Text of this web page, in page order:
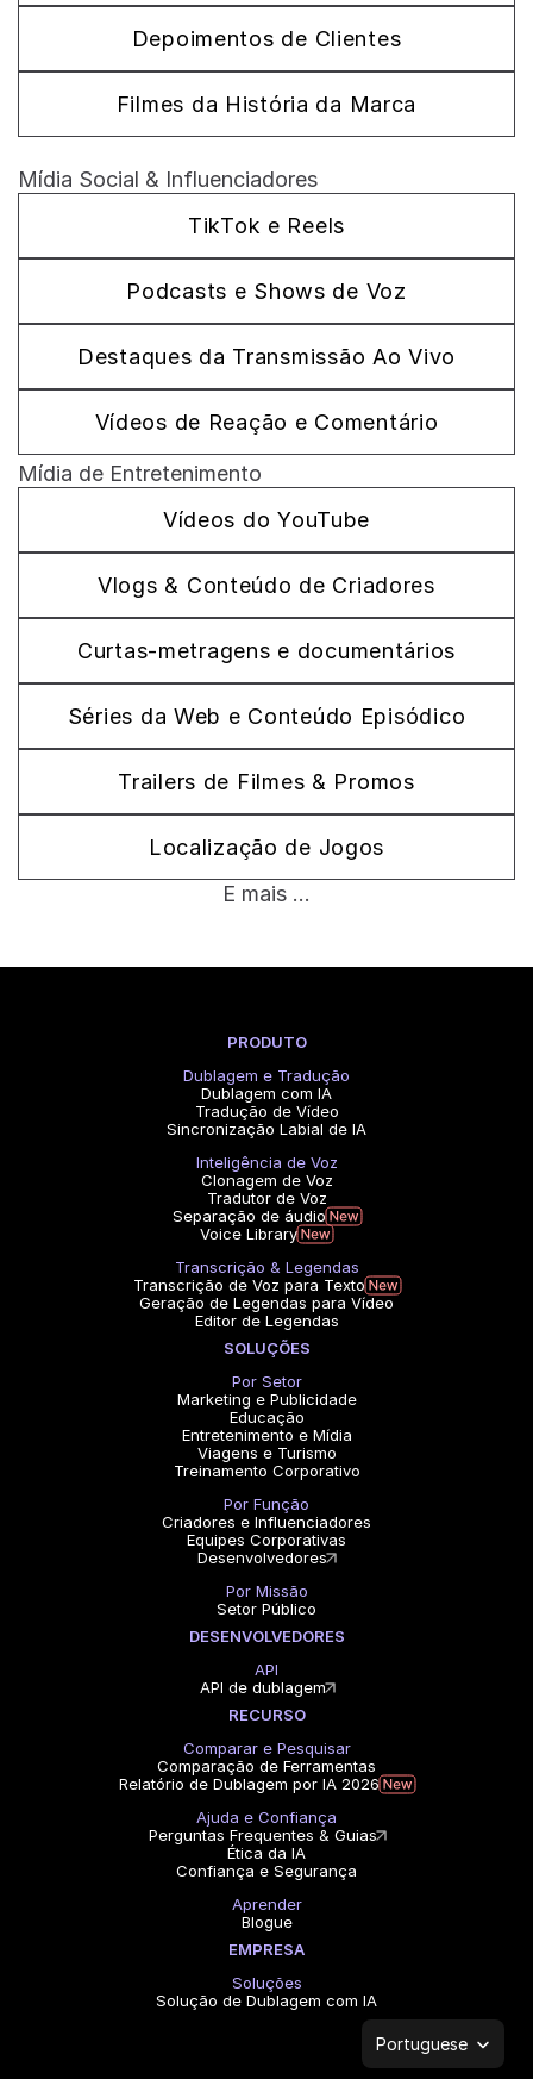
Depoimentos de Clientes
Filmes da História da Marca
Mídia Social & Influenciadores
TikTok e Reels
Podcasts e Shows de Voz
Destaques da Transmissão Ao Vivo
Vídeos de Reação e Comentário
Mídia de Entretenimento
Vídeos do YouTube
Vlogs & Conteúdo de Criadores
Curtas-metragens e documentários
Séries da Web e Conteúdo Episódico
Trailers de Filmes & Promos
Localização de Jogos
E mais ...
PRODUTO
Dublagem e Tradução
Dublagem com IA
Tradução de Vídeo
Sincronização Labial de IA
Inteligência de Voz
Clonagem de Voz
Tradutor de Voz
Separação de áudio
Voice Library
Transcrição & Legendas
Transcrição de Voz para Texto
Geração de Legendas para Vídeo
Editor de Legendas
SOLUÇÕES
Por Setor
Marketing e Publicidade
Educação
Entretenimento e Mídia
Viagens e Turismo
Treinamento Corporativo
Por Função
Criadores e Influenciadores
Equipes Corporativas
Desenvolvedores
Por Missão
Setor Público
DESENVOLVEDORES
API
API de dublagem
RECURSO
Comparar e Pesquisar
Comparação de Ferramentas
Relatório de Dublagem por IA 2026
Ajuda e Confiança
Perguntas Frequentes & Guias
Ética da IA
Confiança e Segurança
Aprender
Blogue
EMPRESA
Soluções
Solução de Dublagem com IA
Select Language
Portuguese